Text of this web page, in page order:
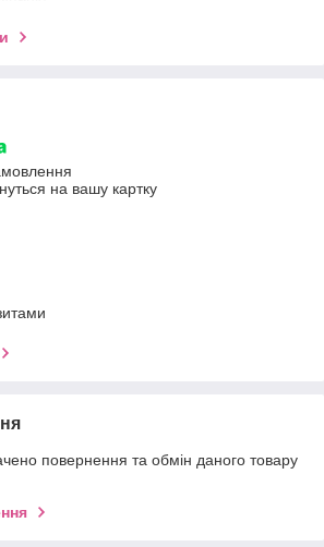
на вашу картку
повернення та обмін даного товару